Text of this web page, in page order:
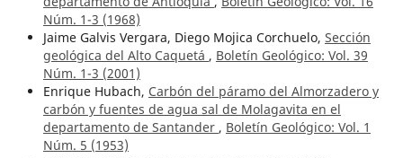
Núm. 1-3 (1968)
Jaime Galvis Vergara, Diego Mojica Corchuelo, Sección
geológica del Alto Caquetá , Boletín Geológico: Vol. 39
Núm. 1-3 (2001)
Enrique Hubach, Carbón del páramo del Almorzadero y
carbón y fuentes de agua sal de Molagavita en el
departamento de Santander , Boletín Geológico: Vol. 1
Núm. 5 (1953)